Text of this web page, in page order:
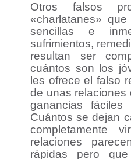
Otros falsos
«charlatanes»
sencillas e
sufrimientos,
resultan ser
cuántos son los
les ofrece el falso
de unas relaciones
ganancias fáciles
Cuántos se dejan
completamente
relaciones
rápidas pero